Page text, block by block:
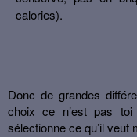
calories).
Donc de grandes
choix ce n’est pas
sélectionne ce qu’il